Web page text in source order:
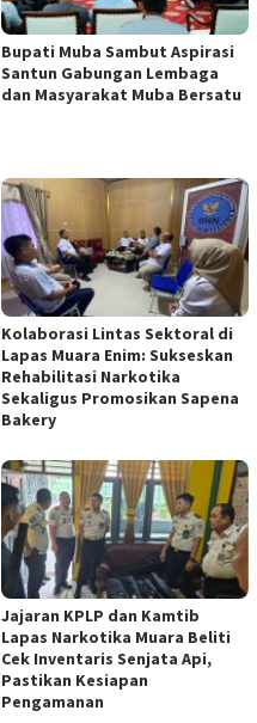
Bupati Muba Sambut Aspirasi
Santun Gabungan Lembaga
dan Masyarakat Muba Bersatu
Kolaborasi Lintas Sektoral di
Lapas Muara Enim: Sukseskan
Rehabilitasi Narkotika
Sekaligus Promosikan Sapena
Bakery
Jajaran KPLP dan Kamtib
Lapas Narkotika Muara Beliti
Cek Inventaris Senjata Api,
Pastikan Kesiapan
Pengamanan